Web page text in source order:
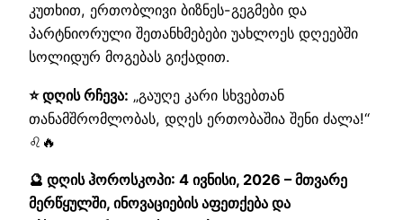
კუთხით, ერთობლივი ბიზნეს-გეგმები და
პარტნიორული შეთანხმებები უახლოეს დღეებში
სოლიდურ მოგებას გიქადით.
⭐ დღის რჩევა: „გაუღე კარი სხვებთან
თანამშრომლობას, დღეს ერთობაშია შენი ძალა!“
♌🔥
🔮 დღის ჰოროსკოპი: 4 ივნისი, 2026 – მთვარე
მერწყულში, ინოვაციების აფეთქება და